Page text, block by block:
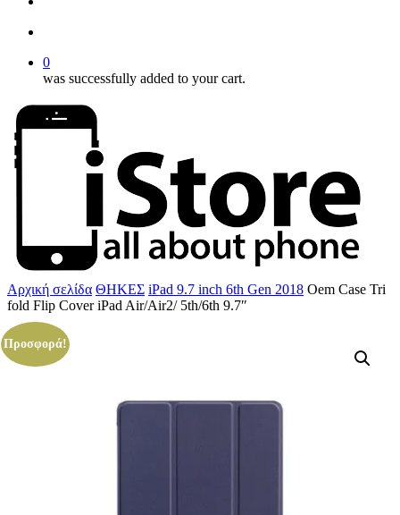
0
was successfully added to your cart.
Αρχική σελίδα ΘΗΚΕΣ iPad 9.7 inch 6th Gen 2018 Oem Case Tri
fold Flip Cover iPad Air/Air2/ 5th/6th 9.7″
Προσφορά!